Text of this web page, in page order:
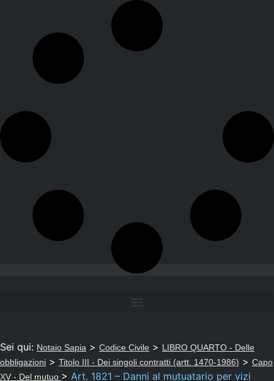
Sei qui: Notaio Sapia > Codice Civile > LIBRO QUARTO - Delle
obbligazioni > Titolo III - Dei singoli contratti (artt. 1470-1986) > Capo
XV - Del mutuo > Art. 1821 – Danni al mutuatario per vizi